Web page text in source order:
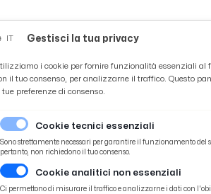
gara
Gestisci la tua privacy
i cookie per fornire funzionalità essenziali al
il tuo consenso, per analizzarne il traffico. Questo
tue preferenze di consenso.
Cookie tecnici essenziali
Sono strettamente necessari per garantire il funzionamento del
pertanto, non richiedono il tuo consenso.
Cookie analitici non essenziali
Ci permettono di misurare il traffico e analizzarne i dati con